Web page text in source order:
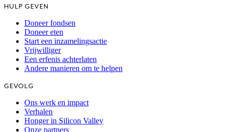
HULP GEVEN
Doneer fondsen
Doneer eten
Start een inzamelingsactie
Vrijwilliger
Een erfenis achterlaten
Andere manieren om te helpen
GEVOLG
Ons werk en impact
Verhalen
Honger in Silicon Valley
Onze partners